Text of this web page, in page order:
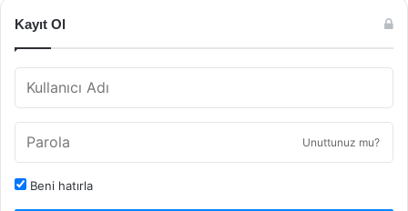
Kayıt Ol
Unuttunuz mu?
Beni hatırla